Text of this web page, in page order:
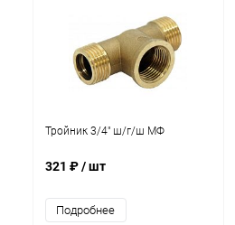
Тройник 3/4" ш/г/ш МФ
321 ₽/ шт
Подробнее